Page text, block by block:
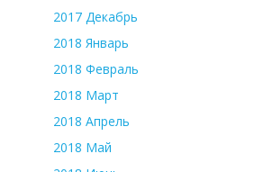
2017 Декабрь
2018 Январь
2018 Февраль
2018 Март
2018 Апрель
2018 Май